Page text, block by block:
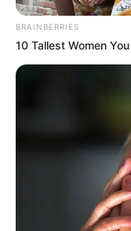
Why this ordinary
best every day
CTA LOVE
BRAINBERRIES
10 Tallest Women